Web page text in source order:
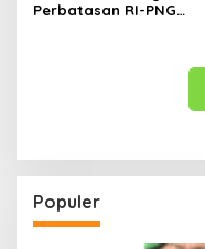
Perbatasan RI-PNG
Populer